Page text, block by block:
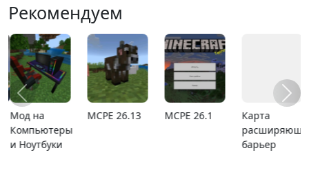
Рекомендуем
Мод на
Компьютеры
и Ноутбуки
MCPE 26.13 MCPE 26.1
Карта
барьер